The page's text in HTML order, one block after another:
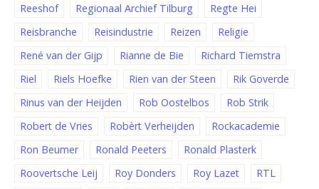
Reeshof
Regionaal Archief Tilburg
Regte Hei
Reisbranche
Reisindustrie Reizen
Religie
René van der Gijp
Rianne de Bie
Richard Tiemstra
Riel
Riels Hoefke Rien van der Steen
Rik Goverde
Rinus van der Heijden
Rob Oostelbos
Rob Strik
Robert de Vries
Robèrt Verheijden
Rockacademie
Ron Beumer
Ronald Peeters
Ronald Plasterk
Roovertsche Leij
Roy Donders Roy Lazet
RTL